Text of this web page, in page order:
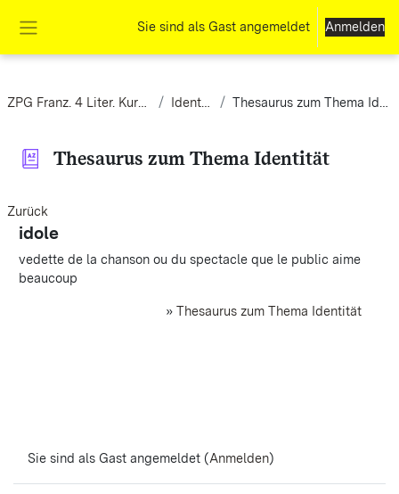
Sie sind als Gast angemeldet Anmelden
ZPG Franz. 4 Liter. Kursstufe Identität Thesaurus zum Thema Identität
Thesaurus zum Thema Identität
Zurück
idole
vedette de la chanson ou du spectacle que le public aime
beaucoup
» Thesaurus zum Thema Identität
Sie sind als Gast angemeldet (Anmelden)